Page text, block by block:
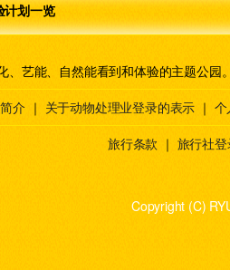
计划一览
、艺能、自然能看到和体验的主题公园
介 ｜ 关于动物处理业登录的表示 ｜
旅行条款 ｜ 旅行社
Copyright (C)